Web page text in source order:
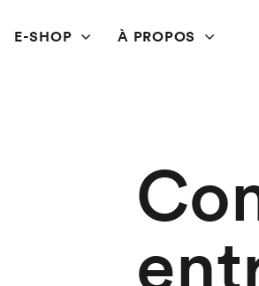
E-SHOP À PROPOS